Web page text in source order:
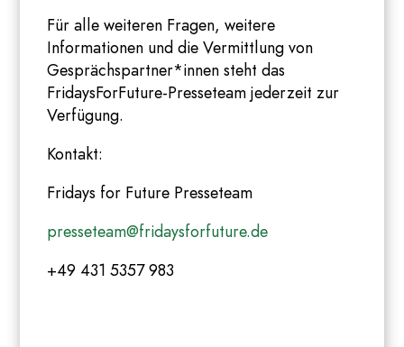
Für alle weiteren Fragen, weitere
Informationen und die Vermittlung von
Gesprächspartner*innen steht das
FridaysForFuture-Presseteam jederzeit zur
Verfügung.
Kontakt:
Fridays for Future Presseteam
presseteam@fridaysforfuture.de
+49 431 5357 983